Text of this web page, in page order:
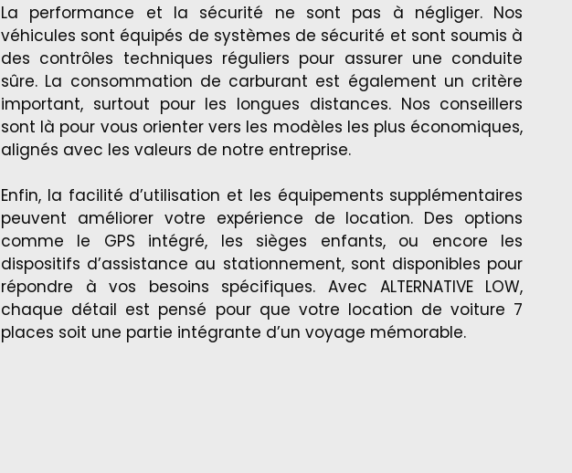
La performance et la sécurité ne sont pas à négliger. Nos
véhicules sont équipés de systèmes de sécurité et sont soumis à
des contrôles techniques réguliers pour assurer une conduite
sûre. La consommation de carburant est également un critère
important, surtout pour les longues distances. Nos conseillers
sont là pour vous orienter vers les modèles les plus économiques,
alignés avec les valeurs de notre entreprise.
Enfin, la facilité d’utilisation et les équipements supplémentaires
peuvent améliorer votre expérience de location. Des options
comme le GPS intégré, les sièges enfants, ou encore les
dispositifs d’assistance au stationnement, sont disponibles pour
répondre à vos besoins spécifiques. Avec ALTERNATIVE LOW,
chaque détail est pensé pour que votre location de voiture 7
places soit une partie intégrante d’un voyage mémorable.